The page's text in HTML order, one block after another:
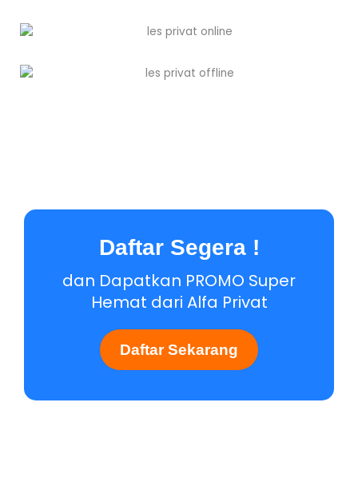
Daftar Segera !
dan Dapatkan PROMO Super
Hemat dari Alfa Privat
Daftar Sekarang